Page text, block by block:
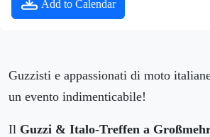
Add to Calendar
Guzzisti e appassionati di moto
un evento indimenticabile!
Il Guzzi & Italo-Treffen a